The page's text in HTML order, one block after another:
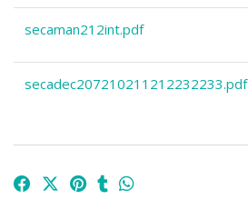
secaman212int.pdf
secadec207210211212232233.pdf